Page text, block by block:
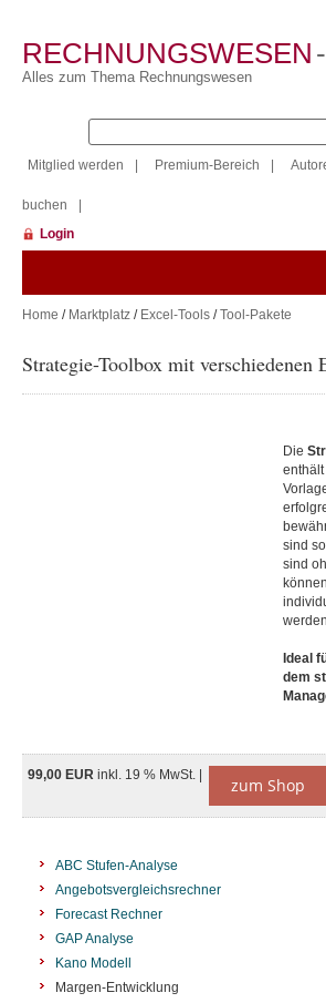
RECHNUNGSWESEN
Alles zum Thema Rechnungswesen
Mitglied werden Premium-Bereich
buchen
Login
Home / Marktplatz / Excel-Tools /Tool-Pakete
Strategie-Toolbox mit verschiedenen
Die
enthält
sind
sind
Ideal
dem
99,00 EUR inkl. 19 % MwSt. | zum Shop
ABC Stufen-Analyse
Angebotsvergleichsrechner
Forecast Rechner
GAP Analyse
Kano Modell
Margen-Entwicklung